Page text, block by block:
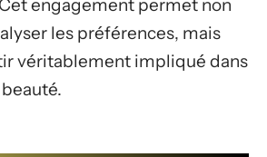
engagement permet non
les préférences, mais
véritablement impliqué dans